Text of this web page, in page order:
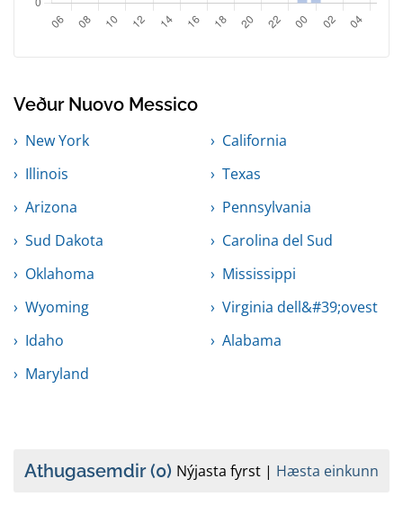
Veður Nuovo Messico
New York
California
Illinois
Texas
Arizona
Pennsylvania
Sud Dakota
Carolina del Sud
Oklahoma
Mississippi
Wyoming
Virginia dell&#39;ovest
Idaho
Alabama
Maryland
Athugasemdir(0) Nýjasta fyrst Hæsta einkunn